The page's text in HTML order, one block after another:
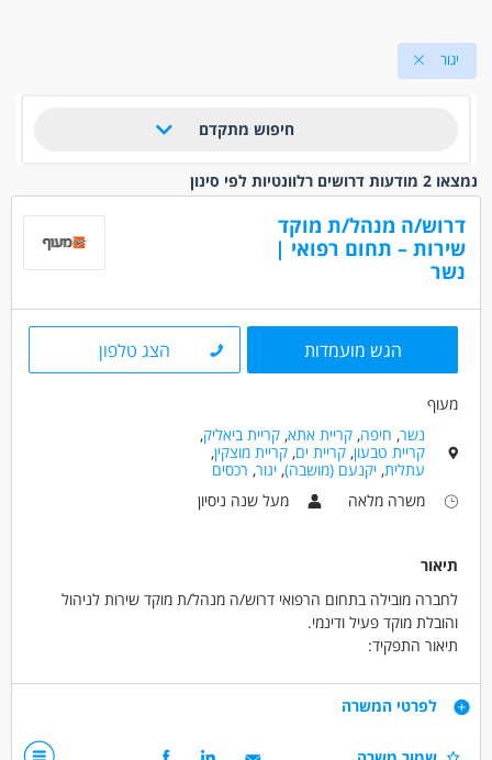
יגור
חיפוש מתקדם
נמצאו 2 מודעות דרושים רלוונטיות לפי סינון
דרוש/ה מנהל/ת מוקד
שירות – תחום רפואי |
נשר
הגש מועמדות הצג טלפון
מעוף
נשר, חיפה,קריית אתא,קריית ביאליק,
קריית טבעון,קריית ים,קריית מוצקין,
עתלית,יקנעם (מושבה),יגור, רכסים
משרה מלאה
מעל שנה ניסיון
תיאור
לחברה מובילה בתחום הרפואי דרוש/ה מנהל/ת מוקד שירות לניהול
והובלת מוקד פעיל ודינמי.
תיאור התפקיד:
# הובלה מקצועית של נציגים/ות ושמירה על רמת שירות גבוהה
# אחריות על סידורי עבודה, חניכה והדרכה
דרישות
לפרטי המשרה